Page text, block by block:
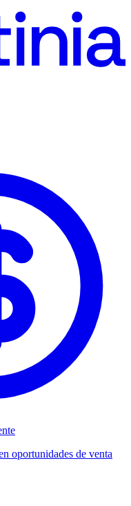
oportunidades de venta